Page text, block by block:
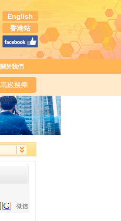
English
香港站
關於我們
微信